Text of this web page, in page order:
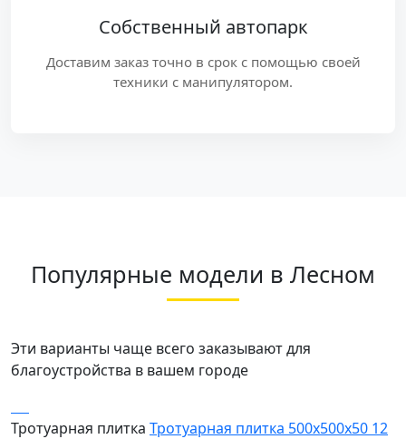
Собственный автопарк
Доставим заказ точно в срок с помощью своей
техники с манипулятором.
Популярные модели в Лесном
Эти варианты чаще всего заказывают для
благоустройства в вашем городе
Тротуарная плитка Тротуарная плитка 500х500х50 12